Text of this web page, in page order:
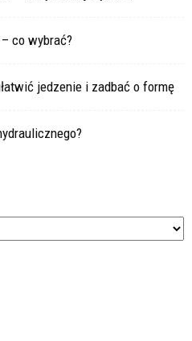
co wybrać?
jedzenie i zadbać o formę